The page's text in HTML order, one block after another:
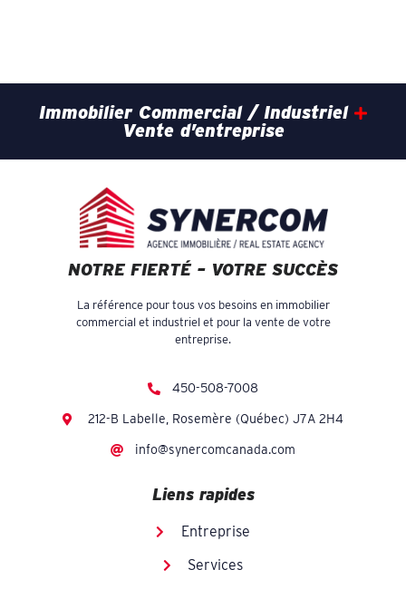
Immobilier Commercial / Industriel
Vente d’entreprise
NOTRE FIERTÉ – VOTRE SUCCÈS
La référence pour tous vos besoins en immobilier
commercial et industriel et pour la vente de votre
entreprise.
450-508-7008
212-B Labelle, Rosemère (Québec) J7A 2H4
info@synercomcanada.com
Liens rapides
Entreprise
Services